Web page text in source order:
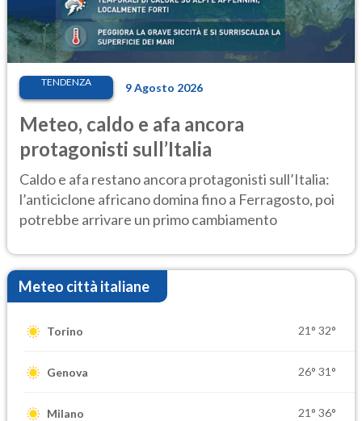
TENDENZA 9 Agosto 2026
Meteo, caldo e afa ancora
protagonisti sull’Italia
Caldo e afa restano ancora protagonisti sull’Italia:
l’anticiclone africano domina fino a Ferragosto, poi
potrebbe arrivare un primo cambiamento
Meteo città italiane
Torino 21° 32°
Genova 26° 31°
Milano 21° 36°